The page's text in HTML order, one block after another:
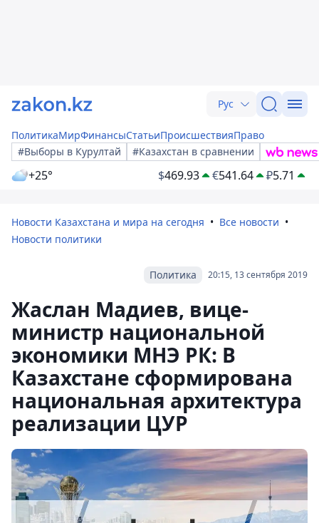
Рус
ПолитикаМирФинансыСтатьиПроисшествияПраво
#Выборы в Курултай
#Казахстан в сравнении
+25° $469.93 €541.64 ₽5.71
Новости Казахстана и мира на сегодня
Все новости
Новости политики
20:15, 13 сентября 2019
Политика
Жаслан Мадиев, вице-
министр национальной
экономики МНЭ РК: В
Казахстане сформирована
национальная архитектура
реализации ЦУР